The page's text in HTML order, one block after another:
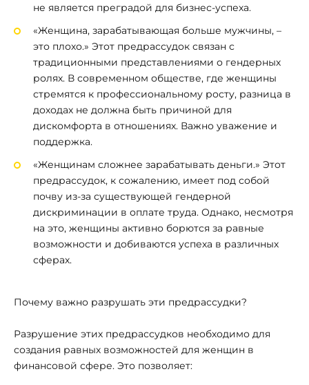
не является преградой для бизнес-успеха.
«Женщина, зарабатывающая больше мужчины, –
это плохо.» Этот предрассудок связан с
традиционными представлениями о гендерных
ролях. В современном обществе, где женщины
стремятся к профессиональному росту, разница в
доходах не должна быть причиной для
дискомфорта в отношениях. Важно уважение и
поддержка.
«Женщинам сложнее зарабатывать деньги.» Этот
предрассудок, к сожалению, имеет под собой
почву из-за существующей гендерной
дискриминации в оплате труда. Однако, несмотря
на это, женщины активно борются за равные
возможности и добиваются успеха в различных
сферах.
Почему важно разрушать эти предрассудки?
Разрушение этих предрассудков необходимо для
создания равных возможностей для женщин в
финансовой сфере. Это позволяет: